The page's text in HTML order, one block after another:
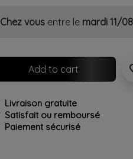
Chez vous entre le mardi 11/
Add to cart
Livraison gratuite
Satisfait ou remboursé
Paiement sécurisé